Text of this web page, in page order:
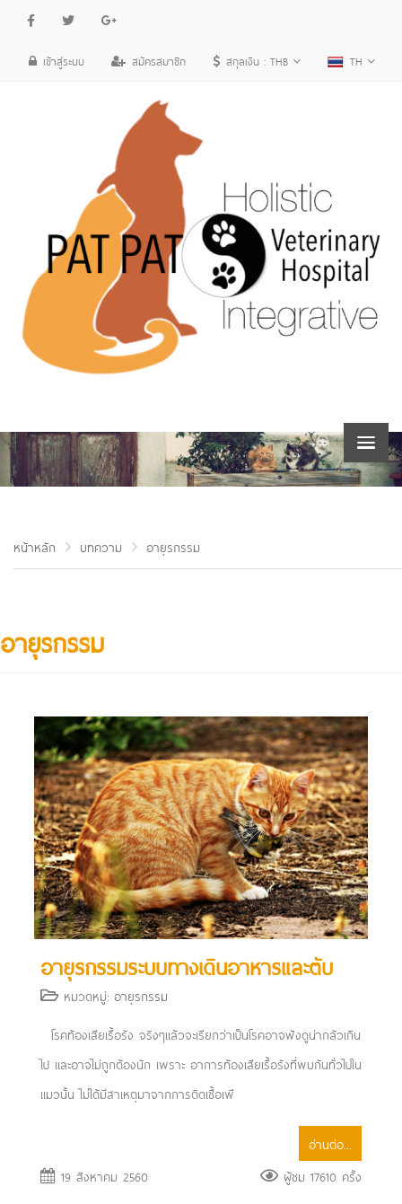
เข้าสู่ระบบ สมัครสมาชิก สกุลเงิน : THB TH
หน้าหลัก บทความ อายุรกรรม
อายุรกรรม
อายุรกรรมระบบทางเดินอาหารและตับ
หมวดหมู่: อายุรกรรม
โรคท้องเสียเรื้อรัง จริงๆแล้วจะเรียกว่าเป็นโรคอาจฟังดูน่ากลัวเกิน
ไป และอาจไม่ถูกต้องนัก เพราะ อาการท้องเสียเรื้อรังที่พบกันทั่วไปใน
แมวนั้น ไม่ได้มีสาเหตุมาจากการติดเชื้อเพี
อ่านต่อ...
19 สิงหาคม 2560
ผู้ชม 17610 ครั้ง